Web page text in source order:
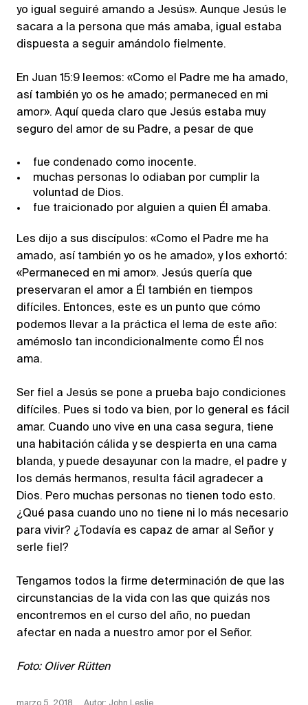
yo igual seguiré amando a Jesús». Aunque Jesús le
sacara a la persona que más amaba, igual estaba
dispuesta a seguir amándolo fielmente.
En Juan 15:9 leemos: «Como el Padre me ha amado,
así también yo os he amado; permaneced en mi
amor». Aquí queda claro que Jesús estaba muy
seguro del amor de su Padre, a pesar de que
fue condenado como inocente.
muchas personas lo odiaban por cumplir la
voluntad de Dios.
fue traicionado por alguien a quien Él amaba.
Les dijo a sus discípulos: «Como el Padre me ha
amado, así también yo os he amado», y los exhortó:
«Permaneced en mi amor». Jesús quería que
preservaran el amor a Él también en tiempos
difíciles. Entonces, este es un punto que cómo
podemos llevar a la práctica el lema de este año:
amémoslo tan incondicionalmente como Él nos
ama.
Ser fiel a Jesús se pone a prueba bajo condiciones
difíciles. Pues si todo va bien, por lo general es fácil
amar. Cuando uno vive en una casa segura, tiene
una habitación cálida y se despierta en una cama
blanda, y puede desayunar con la madre, el padre y
los demás hermanos, resulta fácil agradecer a
Dios. Pero muchas personas no tienen todo esto.
¿Qué pasa cuando uno no tiene ni lo más necesario
para vivir? ¿Todavía es capaz de amar al Señor y
serle fiel?
Tengamos todos la firme determinación de que las
circunstancias de la vida con las que quizás nos
encontremos en el curso del año, no puedan
afectar en nada a nuestro amor por el Señor.
Foto: Oliver Rütten